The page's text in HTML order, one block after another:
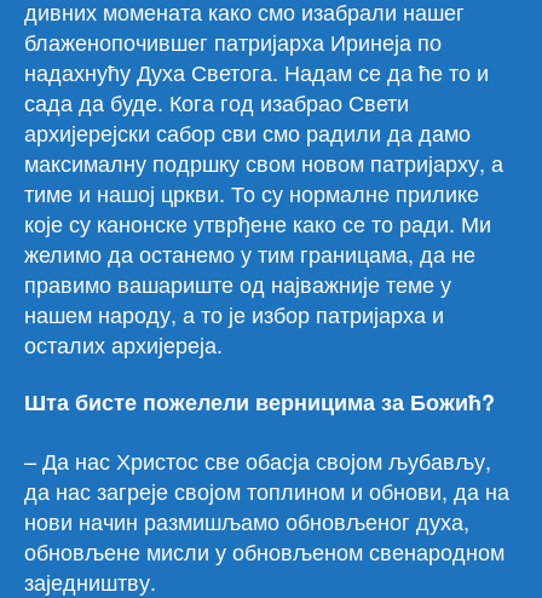
дивних момената како смо изабрали нашег
блаженопочившег патријарха Иринеја по
надахнућу Духа Светога. Надам се да ће то и
сада да буде. Кога год изабрао Свети
архијерејски сабор сви смо радили да дамо
максималну подршку свом новом патријарху, а
тиме и нашој цркви. То су нормалне прилике
које су канонске утврђене како се то ради. Ми
желимо да останемо у тим границама, да не
правимо вашариште од најважније теме у
нашем народу, а то је избор патријарха и
осталих архијереја.
Шта бисте пожелели верницима за Божић?
– Да нас Христос све обасја својом љубављу,
да нас загреје својом топлином и обнови, да на
нови начин размишљамо обновљеног духа,
обновљене мисли у обновљеном свенародном
заједништву.